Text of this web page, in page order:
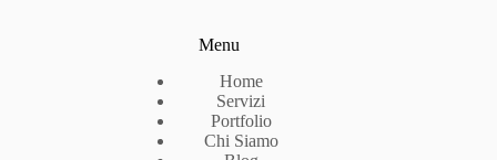
Menu
Home
Servizi
Portfolio
Chi Siamo